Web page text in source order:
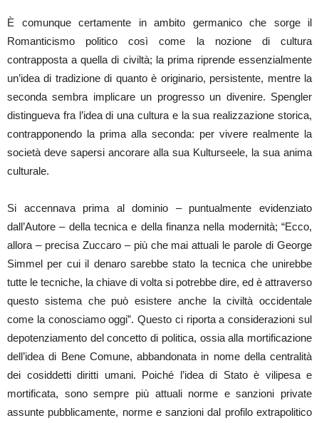
È comunque certamente in ambito germanico che sorge il
Romanticismo politico così come la nozione di cultura
contrapposta a quella di civiltà; la prima riprende essenzialmente
un’idea di tradizione di quanto è originario, persistente, mentre la
seconda sembra implicare un progresso un divenire. Spengler
distingueva fra l’idea di una cultura e la sua realizzazione storica,
contrapponendo la prima alla seconda: per vivere realmente la
società deve sapersi ancorare alla sua Kulturseele, la sua anima
culturale.
Si accennava prima al dominio – puntualmente evidenziato
dall’Autore – della tecnica e della finanza nella modernità; “Ecco,
allora – precisa Zuccaro – più che mai attuali le parole di George
Simmel per cui il denaro sarebbe stato la tecnica che unirebbe
tutte le tecniche, la chiave di volta si potrebbe dire, ed è attraverso
questo sistema che può esistere anche la civiltà occidentale
come la conosciamo oggi”. Questo ci riporta a considerazioni sul
depotenziamento del concetto di politica, ossia alla mortificazione
dell’idea di Bene Comune, abbandonata in nome della centralità
dei cosiddetti diritti umani. Poiché l’idea di Stato è vilipesa e
mortificata, sono sempre più attuali norme e sanzioni private
assunte pubblicamente, norme e sanzioni dal profilo extrapolitico